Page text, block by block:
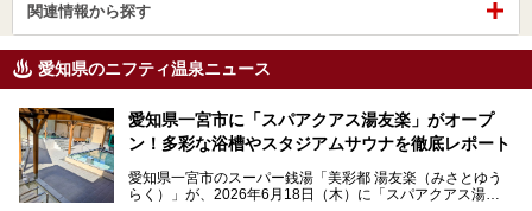
関連情報から探す
愛知県のニフティ温泉ニュース
愛知県一宮市に「スパアクアス湯友楽」がオープ
ン！多彩な浴槽やスタジアムサウナを徹底レポート
愛知県一宮市のスーパー銭湯「美彩都 湯友楽（みさとゆう
らく）」が、2026年6月18日（木）に「スパアクアス湯友